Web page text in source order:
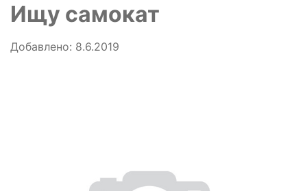
Ищу самокат
Добавлено: 8.6.2019